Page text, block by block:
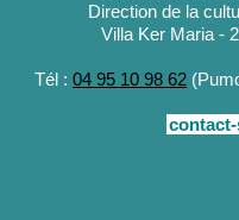
Direction de la
Villa Ker Maria -
Tél : 04 95 10 98 62